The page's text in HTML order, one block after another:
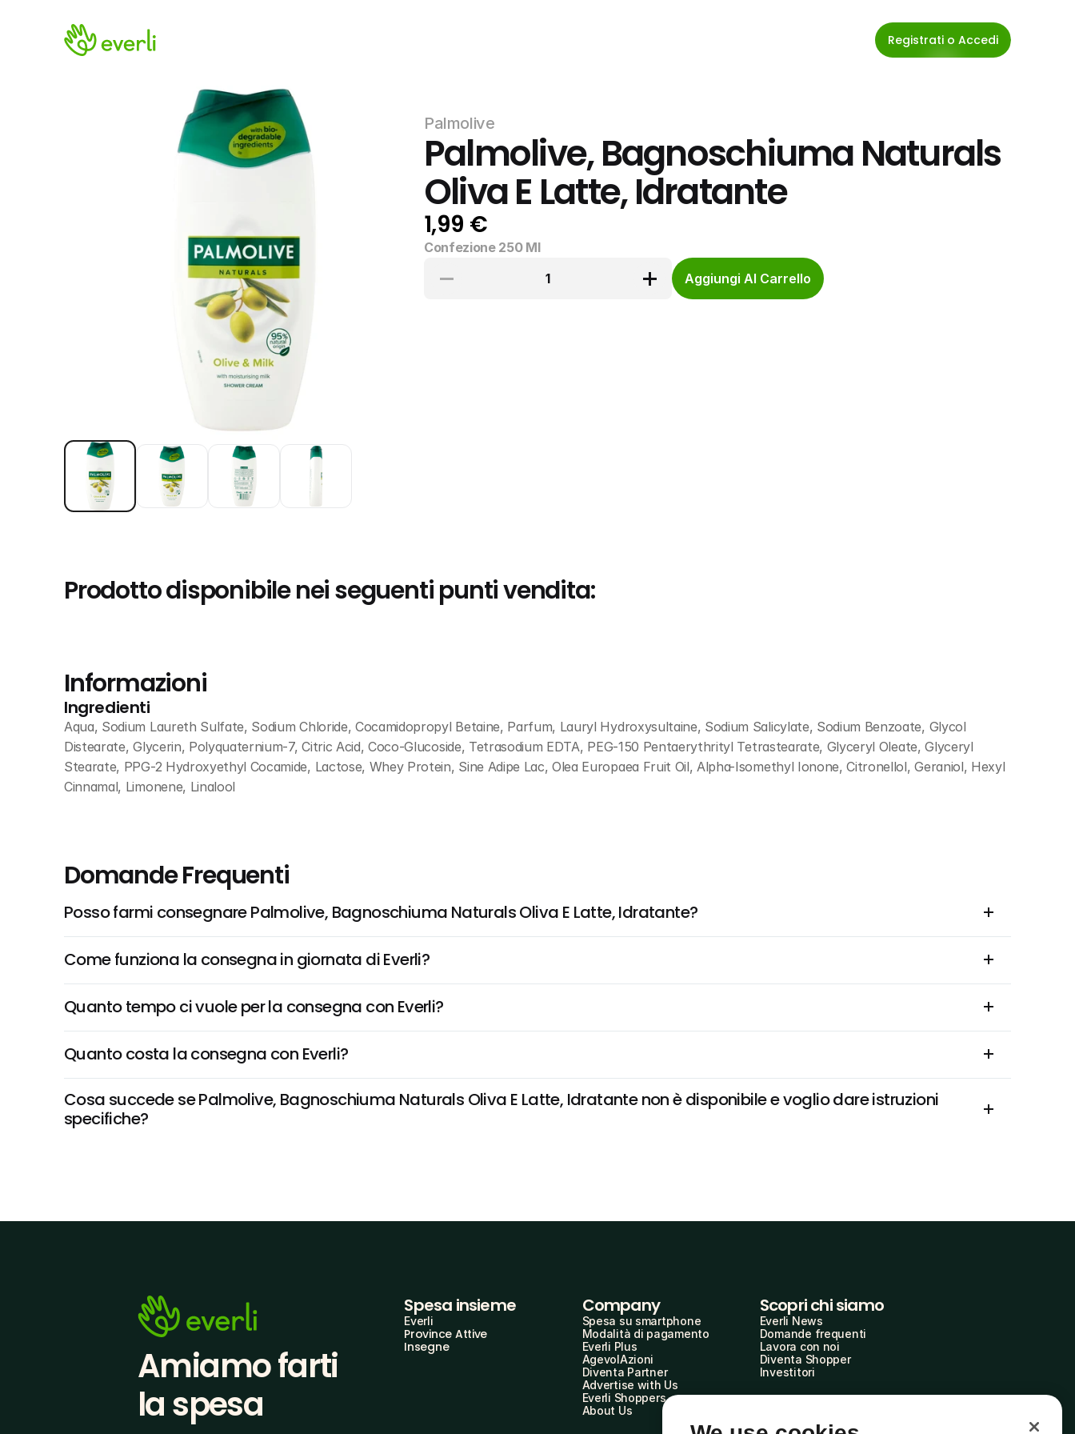
Registrati o Accedi
Palmolive
Palmolive, Bagnoschiuma Naturals
Oliva E Latte, Idratante
1,99 €
Confezione 250 Ml
1
Aggiungi Al Carrello
Prodotto disponibile nei seguenti punti vendita:
Informazioni
Ingredienti
Aqua, Sodium Laureth Sulfate, Sodium Chloride, Cocamidopropyl Betaine, Parfum, Lauryl Hydroxysultaine, Sodium Salicylate, Sodium Benzoate, Glycol
Distearate, Glycerin, Polyquaternium-7, Citric Acid, Coco-Glucoside, Tetrasodium EDTA, PEG-150 Pentaerythrityl Tetrastearate, Glyceryl Oleate, Glyceryl
Stearate, PPG-2 Hydroxyethyl Cocamide, Lactose, Whey Protein, Sine Adipe Lac, Olea Europaea Fruit Oil, Alpha-Isomethyl Ionone, Citronellol, Geraniol, Hexyl
Cinnamal, Limonene, Linalool
Domande Frequenti
Posso farmi consegnare Palmolive, Bagnoschiuma Naturals Oliva E Latte, Idratante?
Come funziona la consegna in giornata di Everli?
Quanto tempo ci vuole per la consegna con Everli?
Quanto costa la consegna con Everli?
Cosa succede se Palmolive, Bagnoschiuma Naturals Oliva E Latte, Idratante non è disponibile e voglio dare istruzioni
specifiche?
Amiamo farti
la spesa
Spesa insieme
Everli
Province Attive
Insegne
Company
Spesa su smartphone
Modalità di pagamento
Everli Plus
AgevolAzioni
Diventa Partner
Advertise with Us
Everli Shoppers
About Us
Scopri chi siamo
Everli News
Domande frequenti
Lavora con noi
Diventa Shopper
Investitori